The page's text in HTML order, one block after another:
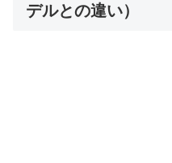
デルとの違い）